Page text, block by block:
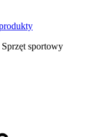
Sprzęt sportowy